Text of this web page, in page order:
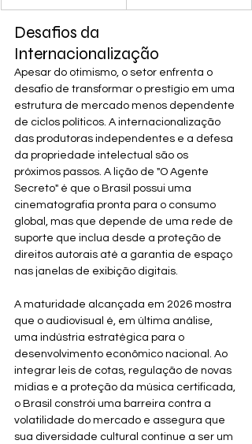
Desafios da
Internacionalização
Apesar do otimismo, o setor enfrenta o
desafio de transformar o prestígio em uma
estrutura de mercado menos dependente
de ciclos políticos. A internacionalização
das produtoras independentes e a defesa
da propriedade intelectual são os
próximos passos. A lição de "O Agente
Secreto" é que o Brasil possui uma
cinematografia pronta para o consumo
global, mas que depende de uma rede de
suporte que inclua desde a proteção de
direitos autorais até a garantia de espaço
nas janelas de exibição digitais.
A maturidade alcançada em 2026 mostra
que o audiovisual é, em última análise,
uma indústria estratégica para o
desenvolvimento econômico nacional. Ao
integrar leis de cotas, regulação de novas
mídias e a proteção da música certificada,
o Brasil constrói uma barreira contra a
volatilidade do mercado e assegura que
sua diversidade cultural continue a ser um